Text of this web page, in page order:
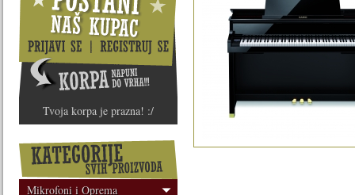
Tvoja korpa je prazna! :/
Mikrofoni i Oprema